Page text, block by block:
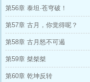
第56章 泰坦·苍穹破！
第57章 古月，你觉得呢？
第58章 古月怒不可遏
第59章 桀桀桀
第60章 乾坤反转